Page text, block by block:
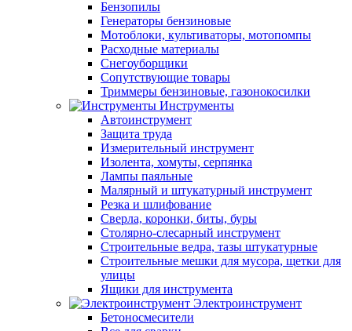
Бензопилы
Генераторы бензиновые
Мотоблоки, культиваторы, мотопомпы
Расходные материалы
Снегоуборщики
Сопутствующие товары
Триммеры бензиновые, газонокосилки
Инструменты
Автоинструмент
Защита труда
Измерительный инструмент
Изолента, хомуты, серпянка
Лампы паяльные
Малярный и штукатурный инструмент
Резка и шлифование
Сверла, коронки, биты, буры
Столярно-слесарный инструмент
Строительные ведра, тазы штукатурные
Строительные мешки для мусора, щетки для
улицы
Ящики для инструмента
Электроинструмент
Бетоносмесители